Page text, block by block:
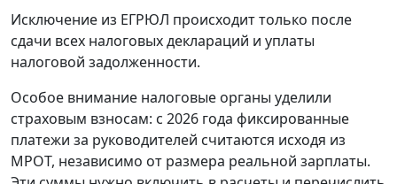
Исключение из ЕГРЮЛ происходит только после
сдачи всех налоговых деклараций и уплаты
налоговой задолженности.
Особое внимание налоговые органы уделили
страховым взносам: с 2026 года фиксированные
платежи за руководителей считаются исходя из
МРОТ, независимо от размера реальной зарплаты.